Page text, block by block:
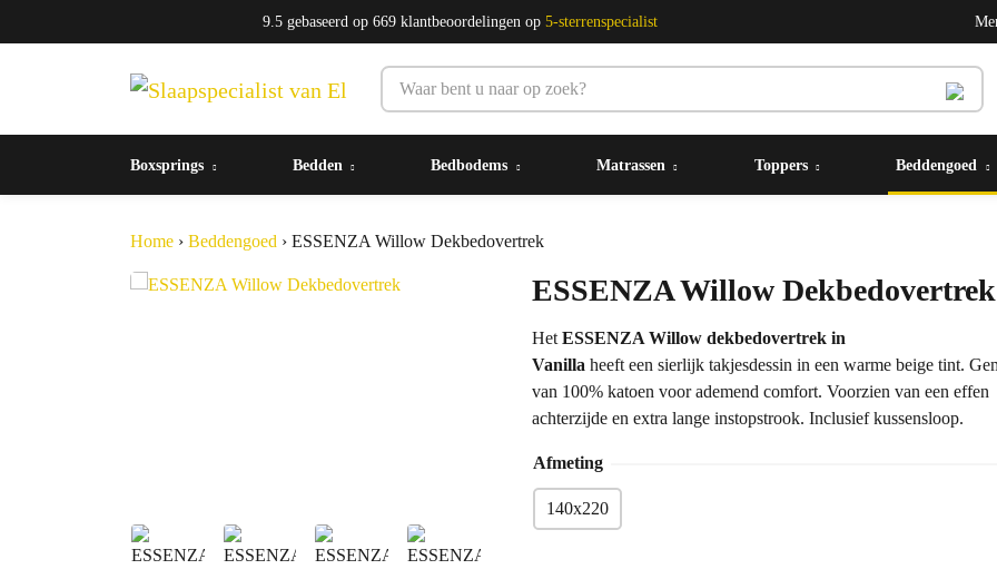
9.5 gebaseerd op 669 klantbeoordelingen op 5-sterrenspecialist
Boxsprings Bedden Bedbodems Matrassen Toppers Beddengoed
Home › Beddengoed › ESSENZA Willow Dekbedovertrek
ESSENZA Willow Dekbedovertrek
HetESSENZA Willow dekbedovertrek in
Vanillaheeft een sierlijk takjesdessin in een warme beige tint.
van 100% katoen voor ademend comfort. Voorzien van een effen
achterzijde en extra lange instopstrook. Inclusief kussensloop.
Afmeting
140x220